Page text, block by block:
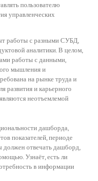
пользователю
управленческих
работы с разными СУБД,
аналитики. В целом,
работы с данными,
мышления и
на рынке труда и
развития и карьерного
неотъемлемой
дашборда,
показателей, периоде
должен отвечать дашборд,
Узнаёт, есть ли
в информации